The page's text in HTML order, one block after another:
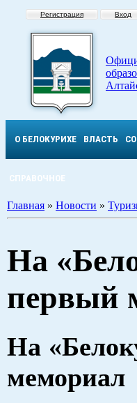
Регистрация Вход
О БЕЛОКУРИХЕ ВЛАСТЬ
СПРАВОЧНОЕ
Главная » Новости »
На
первый
На
мемориал